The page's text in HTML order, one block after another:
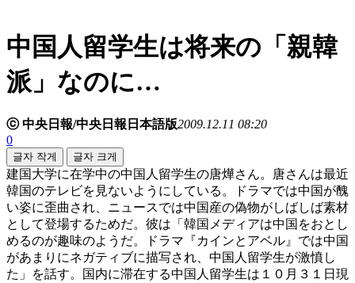
中国人留学生は将来の「親韓
派」なのに…
ⓒ 中央日報/中央日報日本語版2009.12.11 08:20
0
글자 작게 글자 크게
建国大学に在学中の中国人留学生の唐燁さん。唐さんは最近
韓国のテレビを見ないようにしている。ドラマでは中国が醜
い姿に歪曲され、ニュースでは中国産の偽物がしばしば素材
として登場するためだ。彼は「韓国メディアは中国をおとし
めるのが趣味のようだ。ドラマ『カインとアベル』では中国
があまりにネガティブに描写され、中国人留学生が激憤し
た」を話す。国内に滞在する中国人留学生は１０月３１日現